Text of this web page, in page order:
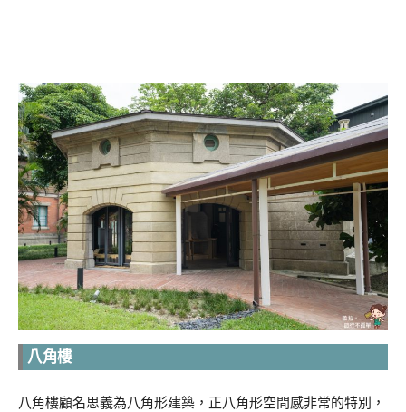
八角樓
八角樓顧名思義為八角形建築，正八角形空間感非常的特別，